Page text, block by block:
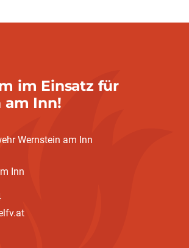
im Einsatz für
am Inn!
Wernstein am Inn
Inn